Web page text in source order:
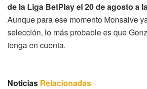
de la Liga BetPlay el 20 de agosto a
Aunque para ese momento Monsalve
selección, lo más probable es que
tenga en cuenta.
Noticias Relacionadas